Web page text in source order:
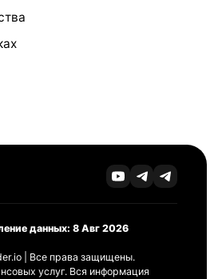
данных: 8 Авг 2026
| Все права защищены.
услуг. Вся информация